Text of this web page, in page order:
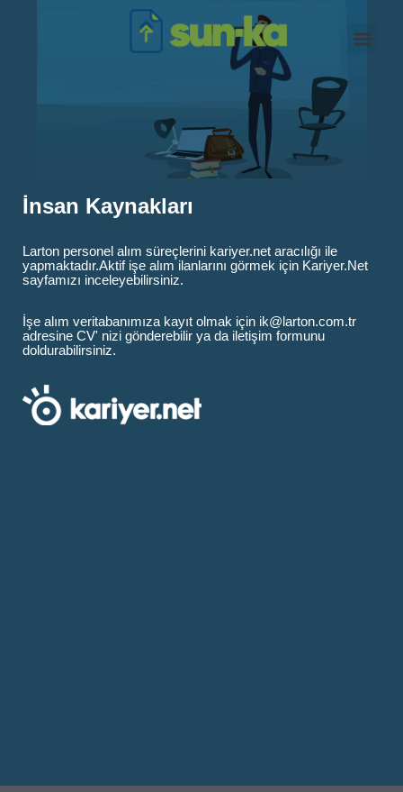
İnsan Kaynakları
İnsan Kaynakları
Larton personel alım süreçlerini kariyer.net aracılığı ile
yapmaktadır.Aktif işe alım ilanlarını görmek için Kariyer.Net
sayfamızı inceleyebilirsiniz.
İşe alım veritabanımıza kayıt olmak için ik@larton.com.tr
adresine CV' nizi gönderebilir ya da iletişim formunu
doldurabilirsiniz.